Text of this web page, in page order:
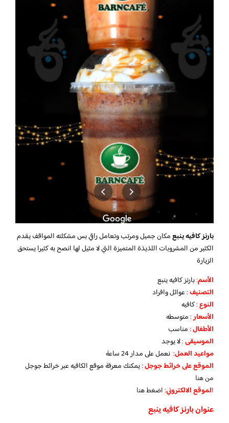
بارنز كافيه ينبعمكان جميل ومرتب وتعامل راقي بس مشكلته المواقف يقدم
الكثير من المشروبات اللذيذة المتميزة التي لا مثيل لها انصح به كثيرا يستحق
الزيارة
الأسم:بارنز كافيه ينبع
التصنيف:عوائل وافراد
النوع:كافيه
الأسعار:متوسطه
الأطفال:مناسب
الموسيقى:لا يوجد
مواعيد العمل: نعمل على مدار 24 ساعة
الموقع على خرائط جوجل:يمكنك معرفة موقع الكافيه عبر خرائط جوجل
من هنا
الموقع الالكتروني:اضغط هنا
عنوان بارنز كافيه ينبع